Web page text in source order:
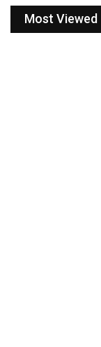
Most Viewed